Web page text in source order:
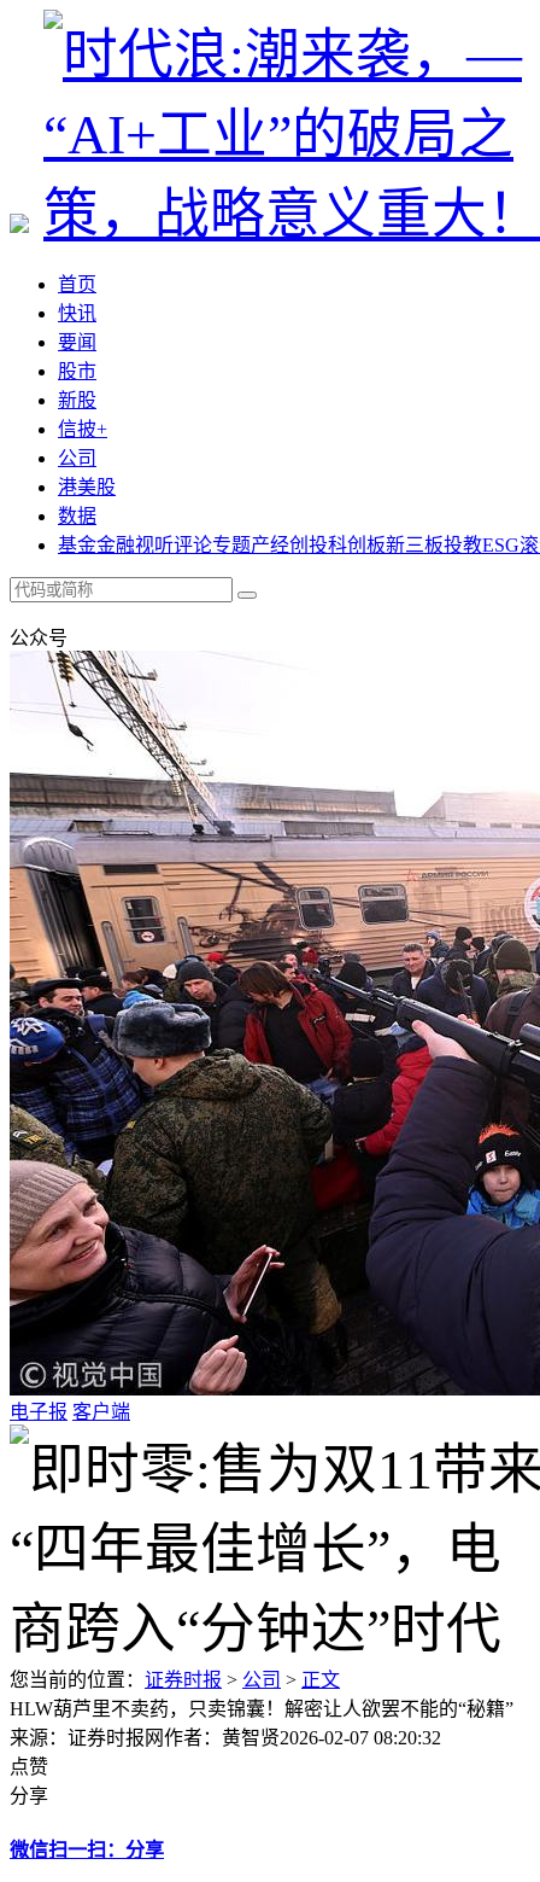
首页
快讯
要闻
股市
新股
信披+
公司
港美股
数据
基金金融视听评论专题产经创投科创板新三板投教ESG
公众号
电子报 客户端
您当前的位置： 证券时报 > 公司 > 正文
HLW葫芦里不卖药，只卖锦囊！解密让人欲罢不能的“秘籍”
来源：证券时报网作者：黄智贤2026-02-07 08:20:32
点赞
分享
微信扫一扫：分享